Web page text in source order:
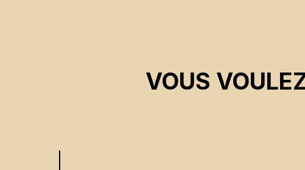
VOUS